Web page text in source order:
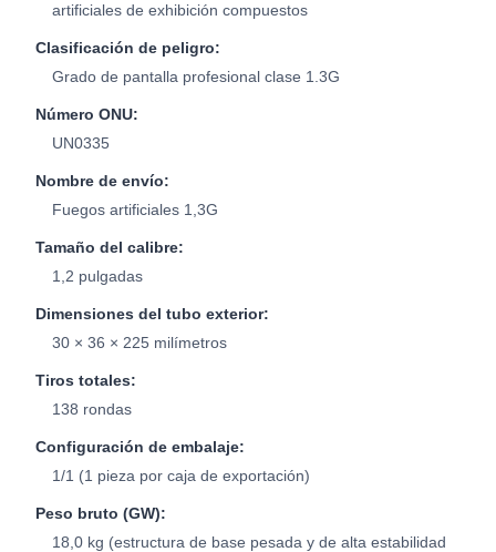
artificiales de exhibición compuestos
Clasificación de peligro:
Grado de pantalla profesional clase 1.3G
Número ONU:
UN0335
Nombre de envío:
Fuegos artificiales 1,3G
Tamaño del calibre:
1,2 pulgadas
Dimensiones del tubo exterior:
30 × 36 × 225 milímetros
Tiros totales:
138 rondas
Configuración de embalaje:
1/1 (1 pieza por caja de exportación)
Peso bruto (GW):
18,0 kg (estructura de base pesada y de alta estabilidad